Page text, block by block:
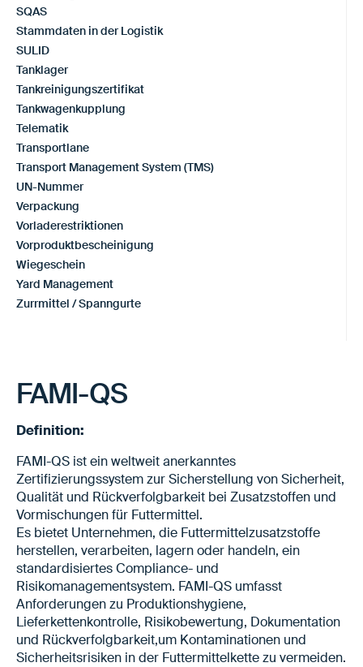
SQAS
Stammdaten in der Logistik
SULID
Tanklager
Tankreinigungszertifikat
Tankwagenkupplung
Telematik
Transportlane
Transport Management System (TMS)
UN-Nummer
Verpackung
Vorladerestriktionen
Vorproduktbescheinigung
Wiegeschein
Yard Management
Zurrmittel / Spanngurte
FAMI-QS
Definition:
FAMI-QS ist ein weltweit anerkanntes
Zertifizierungssystem zur Sicherstellung von Sicherheit,
Qualität und Rückverfolgbarkeit bei Zusatzstoffen und
Vormischungen für Futtermittel.
Es bietet Unternehmen, die Futtermittelzusatzstoffe
herstellen, verarbeiten, lagern oder handeln, ein
standardisiertes Compliance- und
Risikomanagementsystem. FAMI-QS umfasst
Anforderungen zu Produktionshygiene,
Lieferkettenkontrolle, Risikobewertung, Dokumentation
und Rückverfolgbarkeit,um Kontaminationen und
Sicherheitsrisiken in der Futtermittelkette zu vermeiden.